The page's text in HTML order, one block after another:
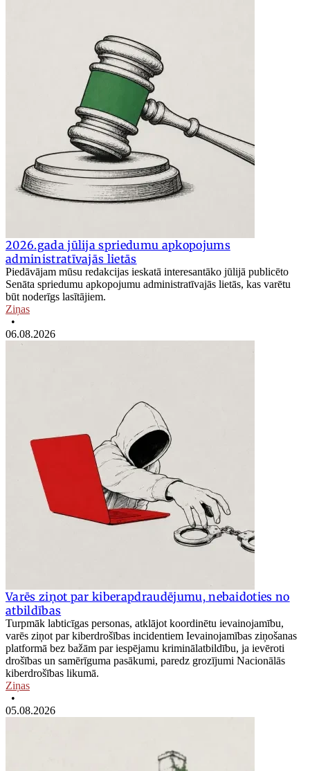
2026.gada jūlija spriedumu apkopojums
administratīvajās lietās
Piedāvājam mūsu redakcijas ieskatā interesantāko jūlijā publicēto
Senāta spriedumu apkopojumu administratīvajās lietās, kas varētu
būt noderīgs lasītājiem.
Ziņas
•
06.08.2026
Varēs ziņot par kiberapdraudējumu, nebaidoties no
atbildības
Turpmāk labticīgas personas, atklājot koordinētu ievainojamību,
varēs ziņot par kiberdrošības incidentiem Ievainojamības ziņošanas
platformā bez bažām par iespējamu kriminālatbildību, ja ievēroti
drošības un samērīguma pasākumi, paredz grozījumi Nacionālās
kiberdrošības likumā.
Ziņas
•
05.08.2026